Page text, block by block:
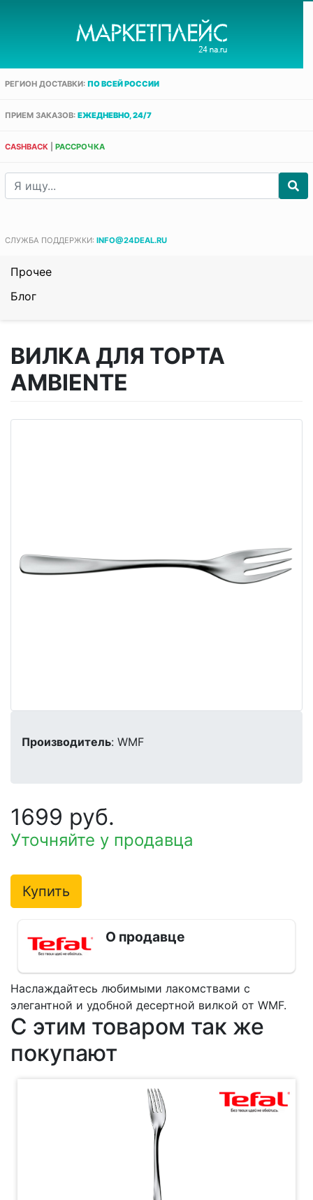
РЕГИОН ДОСТАВКИ: ПО ВСЕЙ РОССИИ
ПРИЕМ ЗАКАЗОВ: ЕЖЕДНЕВНО, 24/7
CASHBACK РАССРОЧКА
СЛУЖБА ПОДДЕРЖКИ: INFO@24DEAL.RU
Прочее
Блог
ВИЛКА ДЛЯ ТОРТА
AMBIENTE
Производитель: WMF
1699 руб.
Уточняйте у продавца
Купить
О продавце
Наслаждайтесь любимыми лакомствами с
элегантной и удобной десертной вилкой от WMF.
С этим товаром так же
покупают